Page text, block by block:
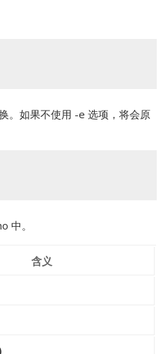
。如果不使用 -e 选项，将会原
中。
含义